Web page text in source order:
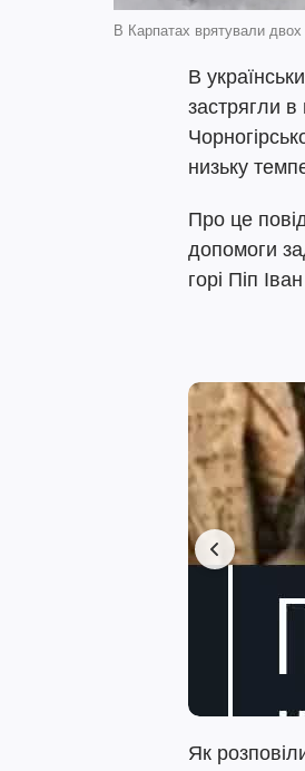
В Карпатах врятували
В
застрягли
низьку
Про це
допомоги
горі Піп
Як